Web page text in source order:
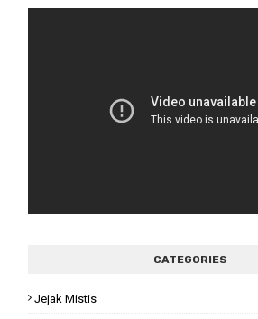
CATEGORIES
Jejak Mistis